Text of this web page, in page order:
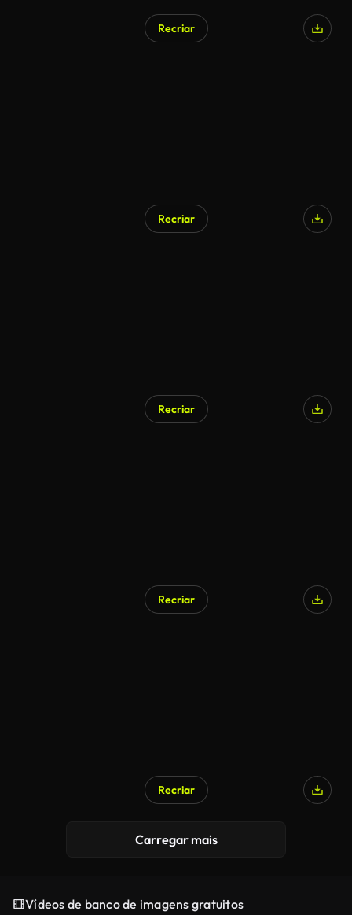
Recriar
Recriar
Recriar
Recriar
Recriar
Carregar mais
Vídeos de banco de imagens gratuitos